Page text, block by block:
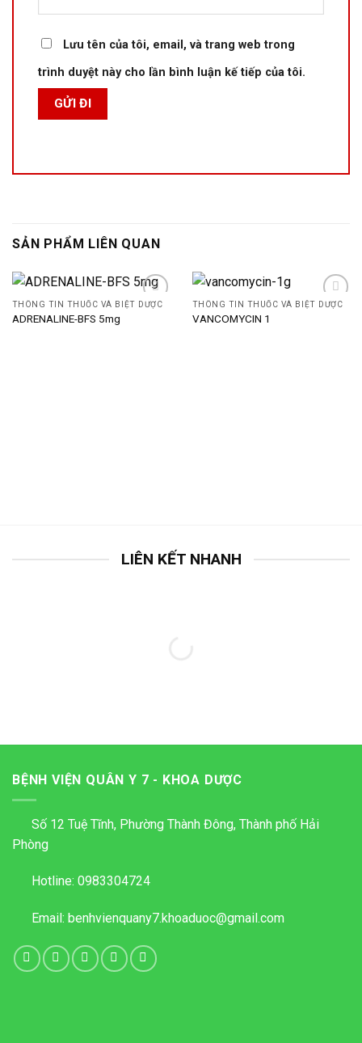
Lưu tên của tôi, email, và trang web trong
trình duyệt này cho lần bình luận kế tiếp của tôi.
SẢN PHẨM LIÊN QUAN
THÔNG TIN THUỐC VÀ BIỆT DƯỢC
ADRENALINE-BFS 5mg
THÔNG TIN THUỐC VÀ BIỆT DƯỢC
VANCOMYCIN 1
LIÊN KẾT NHANH
BỆNH VIỆN QUÂN Y 7 - KHOA DƯỢC
Số 12 Tuệ Tĩnh, Phường Thành Đông, Thành phố Hải
Phòng
Hotline: 0983304724
Email: benhvienquany7.khoaduoc@gmail.com